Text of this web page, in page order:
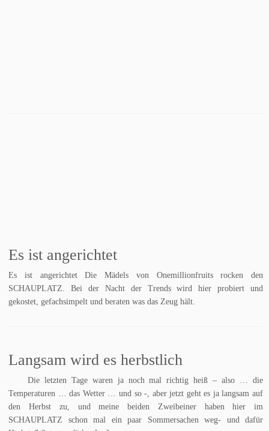
Es ist angerichtet
Es ist angerichtet Die Mädels von Onemillionfruits rocken den
SCHAUPLATZ. Bei der Nacht der Trends wird hier probiert und
gekostet, gefachsimpelt und beraten was das Zeug hält.
Langsam wird es herbstlich
Die letzten Tage waren ja noch mal richtig heiß – also … die
Temperaturen … das Wetter … und so -, aber jetzt geht es ja langsam auf
den Herbst zu, und meine beiden Zweibeiner haben hier im
SCHAUPLATZ schon mal ein paar Sommersachen weg- und dafür